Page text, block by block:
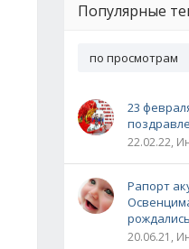
Популярные
по просмотрам
23
Рапорт